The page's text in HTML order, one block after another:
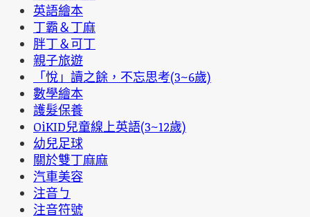
英語繪本
丁霸＆丁麻
胖丁＆可丁
親子旅遊
「悅」讀之餘，不忘思考(3~6歲)
數學繪本
護髮保養
OiKID兒童線上英語(3~12歲)
幼兒足球
關於雙丁麻麻
汽車美容
注音ㄅ
注音符號